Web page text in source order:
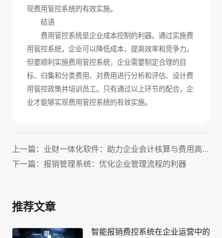
现费用管控系统的有效实施。
结语
费用管控系统是企业成本控制的利器。通过实施费
用管控系统，企业可以降低成本，提高效率和竞争力。
但要顺利实施费用管控系统，企业需要制定合理的目
标、归集和分类费用、对费用进行分析和评估、设计费
用管控政策并培训员工。只有通过以上环节的配合，企
业才能够实现费用管控系统的有效实施。
上一篇：业财一体化软件：助力企业会计核算与费用高效管理！
下一篇：报销管理系统：优化企业管理流程的利器
推荐文章
智能报销费控系统在企业运营中的